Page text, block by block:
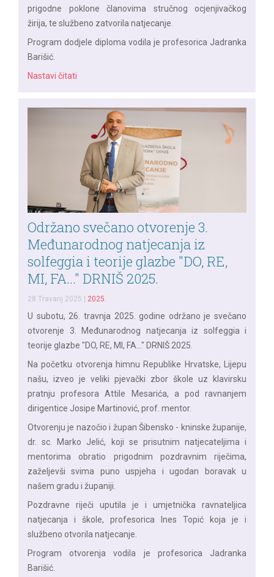
prigodne poklone članovima stručnog ocjenjivačkog
žirija, te službeno zatvorila natjecanje.
Program dodjele diploma vodila je profesorica Jadranka
Barišić.
Nastavi čitati
Održano svečano otvorenje 3.
Međunarodnog natjecanja iz
solfeggia i teorije glazbe "DO, RE,
MI, FA..." DRNIŠ 2025.
28 Travanj 2025 2025.
U subotu, 26. travnja 2025. godine održano je svečano
otvorenje 3. Međunarodnog natjecanja iz solfeggia i
teorije glazbe "DO, RE, MI, FA..." DRNIŠ 2025.
Na početku otvorenja himnu Republike Hrvatske, Lijepu
našu, izveo je veliki pjevački zbor škole uz klavirsku
pratnju profesora Attile Mesarića, a pod ravnanjem
dirigentice Josipe Martinović, prof. mentor.
Otvorenju je nazočio i župan Šibensko - kninske županije,
dr. sc. Marko Jelić, koji se prisutnim natjecateljima i
mentorima obratio prigodnim pozdravnim riječima,
zaželjevši svima puno uspjeha i ugodan boravak u
našem gradu i županiji.
Pozdravne riječi uputila je i umjetnička ravnateljica
natjecanja i škole, profesorica Ines Topić koja je i
službeno otvorila natjecanje.
Program otvorenja vodila je profesorica Jadranka
Barišić.